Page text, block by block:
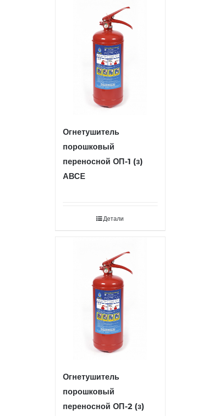
Огнетушитель
порошковый
переносной ОП-1 (з)
АВСЕ
Детали
Огнетушитель
порошковый
переносной ОП-2 (з)